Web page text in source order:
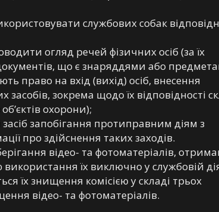
службових собак
огляд речей фізичних осіб (за їх
що є знаряддями або
право на вхід (вихід) осіб, внесення
зокрема щодо їх відповідності
охорони);
запобігання протиправним діям з
про здійснення таких заходів.
відео- та фотоматеріалів,
їх виключно у службовій
їх знищення комісією у складі трьох
відео- та фотоматеріалів.